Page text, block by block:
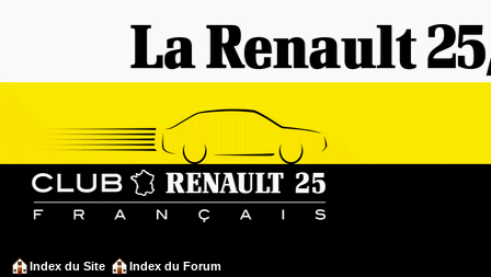
Index du Site Index du Forum